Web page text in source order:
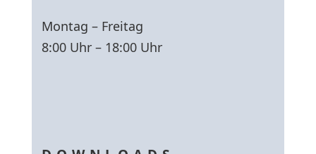
Montag – Freitag
8:00 Uhr – 18:00 Uhr